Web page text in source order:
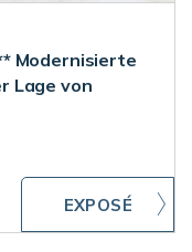
Modernisierte
Lage von